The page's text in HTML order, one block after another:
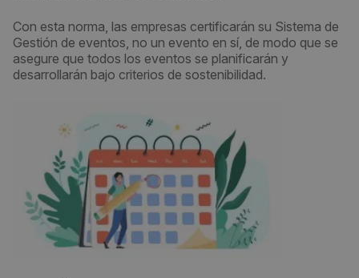
Con esta norma, las empresas certificarán su Sistema de
Gestión de eventos, no un evento en sí, de modo que se
asegure que todos los eventos se planificarán y
desarrollarán bajo criterios de sostenibilidad.